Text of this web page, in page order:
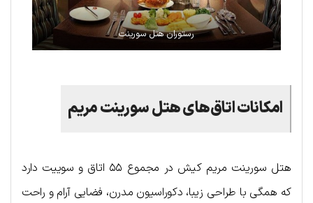
رستوران هتل سورینت
امکانات اتاق‌های هتل سورینت مریم
هتل سورینت مریم کیش در مجموع ۵۵ اتاق و سوییت دارد
که همگی با طراحی زیبا، دکوراسیون مدرن، فضایی آرام و راحت